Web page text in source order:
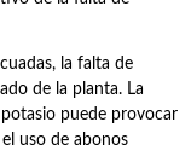
la falta de
de la planta. La
puede provocar
uso de abonos